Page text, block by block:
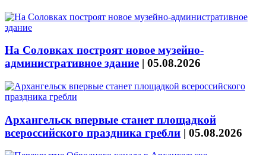
На Соловках построят новое музейно-
административное здание | 05.08.2026
Архангельск впервые станет площадкой
всероссийского праздника гребли | 05.08.2026